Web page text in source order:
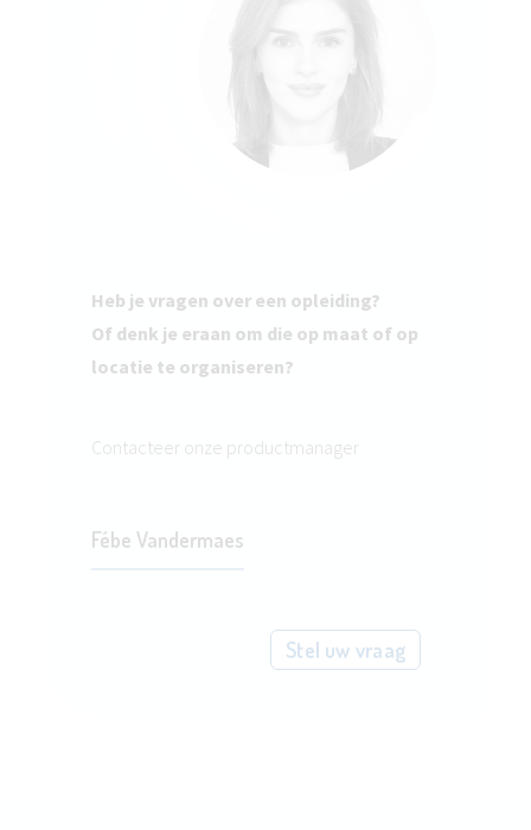
Heb je vragen over een opleiding?
Of denk je eraan om die op maat of op
locatie te organiseren?
Contacteer onze productmanager
Fébe Vandermaes
Stel uw vraag